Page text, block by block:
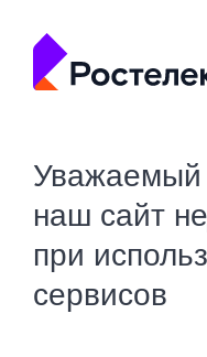
Уважаемый
наш сайт
при
сервисов